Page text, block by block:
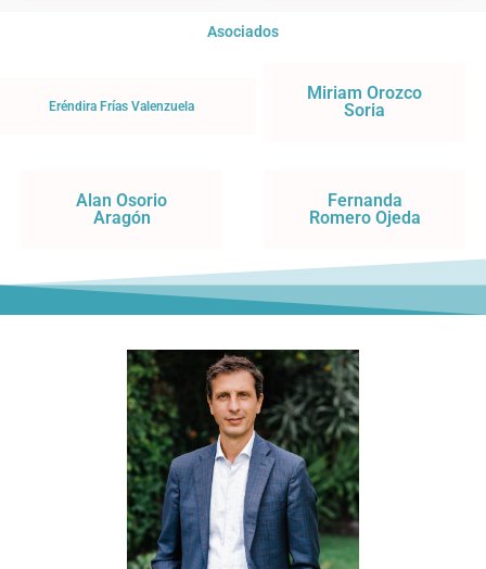
Asociados
Eréndira Frías Valenzuela
Miriam Orozco
Soria
Alan Osorio
Aragón
Fernanda
Romero Ojeda